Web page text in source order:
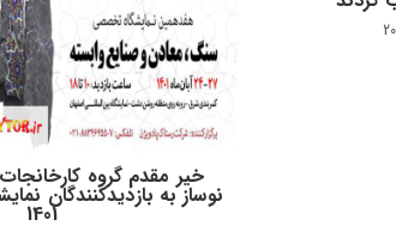
خیر مقدم گروه
نوساز به بازدیدکنندگان
1401